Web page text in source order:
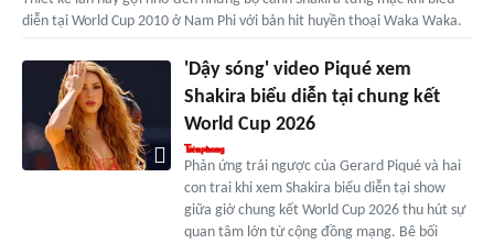
diễn tại World Cup 2010 ở Nam Phi với bản hit huyền thoại Waka Waka.
'Dậy sóng' video Piqué xem
Shakira biểu diễn tại chung kết
World Cup 2026
Phản ứng trái ngược của Gerard Piqué và hai
con trai khi xem Shakira biểu diễn tại show
giữa giờ chung kết World Cup 2026 thu hút sự
quan tâm lớn từ cộng đồng mạng. Bê bối